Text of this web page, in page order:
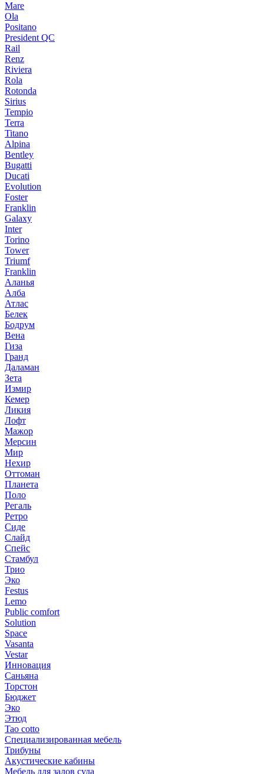
Mare
Ola
Positano
President QC
Rail
Renz
Riviera
Rola
Rotonda
Sirius
Tempio
Terra
Titano
Alpina
Bentley
Bugatti
Ducati
Evolution
Foster
Franklin
Galaxy
Inter
Torino
Tower
Triumf
Franklin
Аланья
Алба
Атлас
Белек
Бодрум
Вена
Гиза
Гранд
Даламан
Зета
Измир
Кемер
Ликия
Лофт
Мажор
Мерсин
Мир
Нехир
Оттоман
Планета
Поло
Регаль
Ретро
Сиде
Слайд
Спейс
Стамбул
Трио
Эко
Festus
Lemo
Public comfort
Solution
Space
Vasanta
Vestar
Инновация
Саньяна
Торстон
Бюджет
Эко
Этюд
Tao cotto
Специализированная мебель
Трибуны
Акустические кабины
Мебель для залов суда